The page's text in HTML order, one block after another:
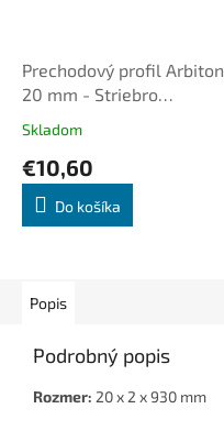
Prechodový profil Arbiton
20 mm - Striebro
samolepiaci plochý
Skladom
€10,60
Do košíka
Popis
Podrobný popis
Rozmer: 20 x 2 x 930 mm